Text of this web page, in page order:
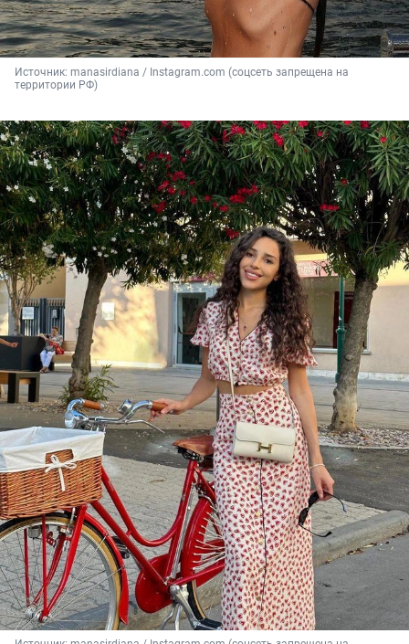
Источник: manasirdiana / Instagram.com (соцсеть запрещена на
территории РФ)